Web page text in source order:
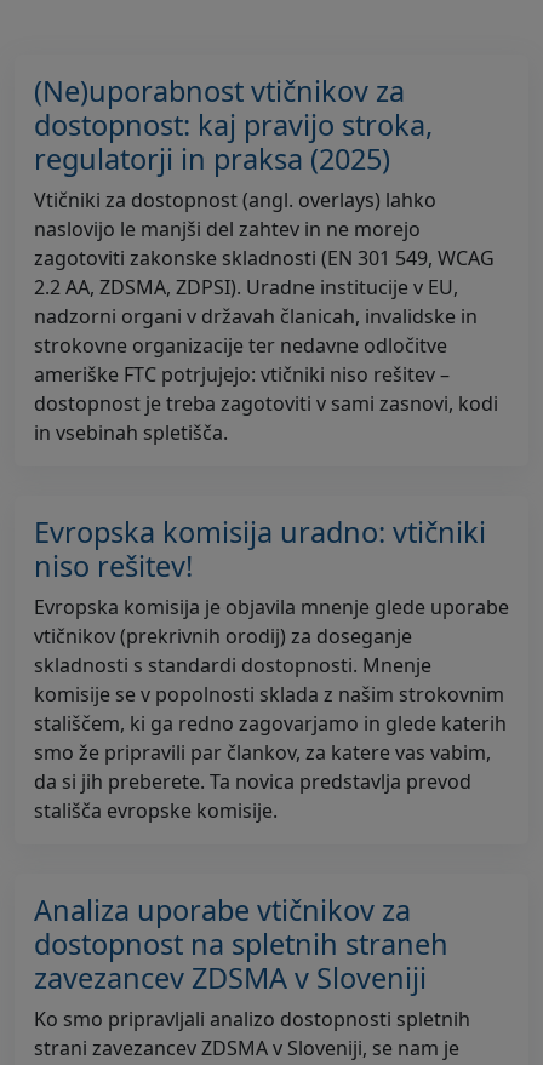
(Ne)uporabnost vtičnikov za
dostopnost: kaj pravijo stroka,
regulatorji in praksa (2025)
Vtičniki za dostopnost (angl. overlays) lahko
naslovijo le manjši del zahtev in ne morejo
zagotoviti zakonske skladnosti (EN 301 549, WCAG
2.2 AA, ZDSMA, ZDPSI). Uradne institucije v EU,
nadzorni organi v državah članicah, invalidske in
strokovne organizacije ter nedavne odločitve
ameriške FTC potrjujejo: vtičniki niso rešitev –
dostopnost je treba zagotoviti v sami zasnovi, kodi
in vsebinah spletišča.
Evropska komisija uradno: vtičniki
niso rešitev!
Evropska komisija je objavila mnenje glede uporabe
vtičnikov (prekrivnih orodij) za doseganje
skladnosti s standardi dostopnosti. Mnenje
komisije se v popolnosti sklada z našim strokovnim
stališčem, ki ga redno zagovarjamo in glede katerih
smo že pripravili par člankov, za katere vas vabim,
da si jih preberete. Ta novica predstavlja prevod
stališča evropske komisije.
Analiza uporabe vtičnikov za
dostopnost na spletnih straneh
zavezancev ZDSMA v Sloveniji
Ko smo pripravljali analizo dostopnosti spletnih
strani zavezancev ZDSMA v Sloveniji, se nam je